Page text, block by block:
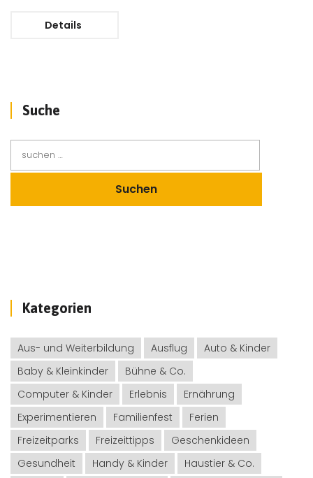
Details
Suche
Kategorien
Aus- und Weiterbildung Ausflug
Auto & Kinder
Baby & Kleinkinder
Bühne & Co.
Computer & Kinder
Erlebnis
Ernährung
Experimentieren
Familienfest
Ferien
Freizeitparks
Freizeittipps
Geschenkideen
Gesundheit
Handy & Kinder
Haustier & Co.